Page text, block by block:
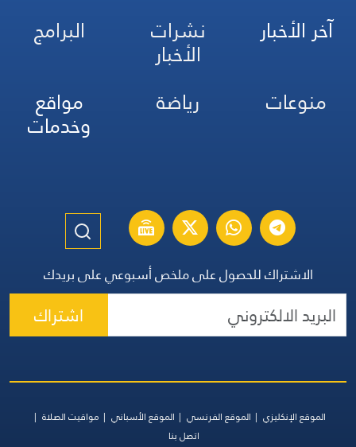
آخر الأخبار نشرات
الأخبار
البرامج
منوعات
رياضة مواقع
وخدمات
الاشتراك للحصول على ملخص أسبوعي على بريدك
اشتراك
الموقع الإنكليزي الموقع الفرنسي الموقع الأسباني
مواقيت الصلاة
اتصل بنا